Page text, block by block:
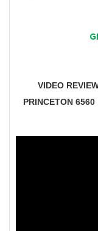
VIDEO
PRINCETON